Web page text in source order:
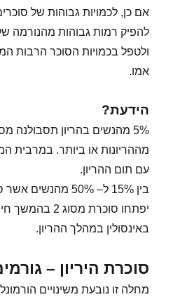
אם כן, לכמויות גבוהות של
להפיק רמות גבוהות מהנורמה של
ולטפל בכמויות הסוכר הרבות
אמו.
הידעת?
5% מהנשים בהריון תסבולנה
מההריונות או ביותר. במרבית
עם תום ההריון.
בין 15% ל– 50%
יפתחו סוכרת
באינסולין במהלך ההריון.
סוכרת היריון –
מחלה זו נובעת משינויים